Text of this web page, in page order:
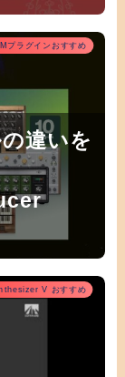
プラグインおすすめ
違いを
V おすすめ